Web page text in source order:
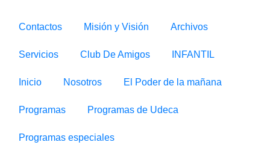
Contactos Misión y Visión Archivos
Servicios Club De Amigos INFANTIL
Inicio Nosotros El Poder de la mañana
Programas Programas de Udeca
Programas especiales